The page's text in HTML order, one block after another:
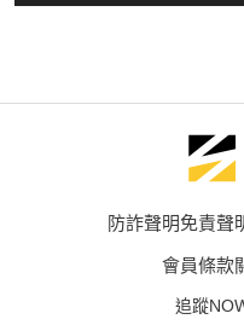
防詐聲明免責聲
會員條款
追蹤